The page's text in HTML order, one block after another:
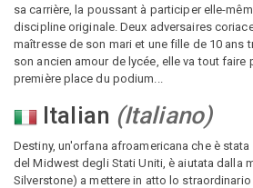
sa carrière, la poussant à participer elle-
discipline originale. Deux adversaires
maîtresse de son mari et une fille de 10 ans
son ancien amour de lycée, elle va tout faire
première place du podium...
Italian (Italiano)
Destiny, un'orfana afroamericana che è
del Midwest degli Stati Uniti, è aiutata dalla
Silverstone) a mettere in atto lo straordinario